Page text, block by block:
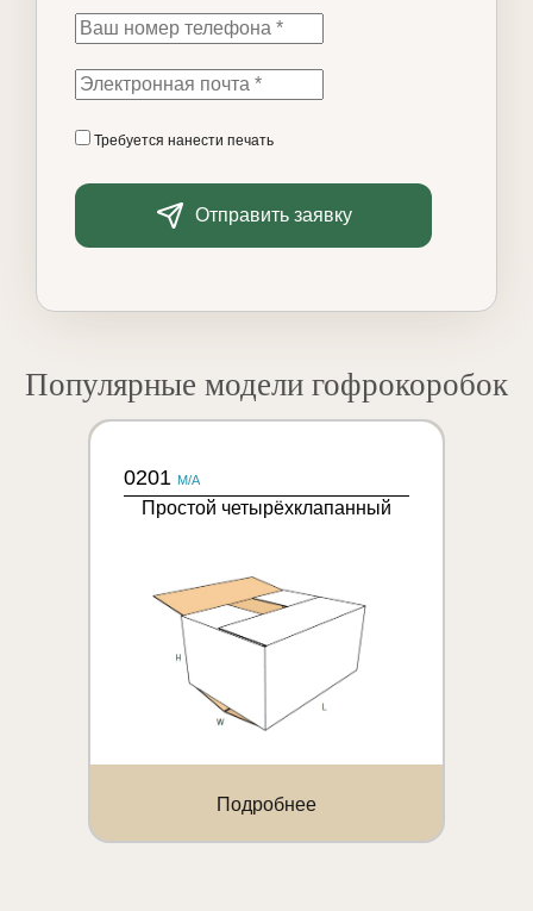
Требуется нанести печать
Отправить заявку
Популярные модели гофрокоробок
0201 M/A
Простой четырёхклапанный
Подробнее